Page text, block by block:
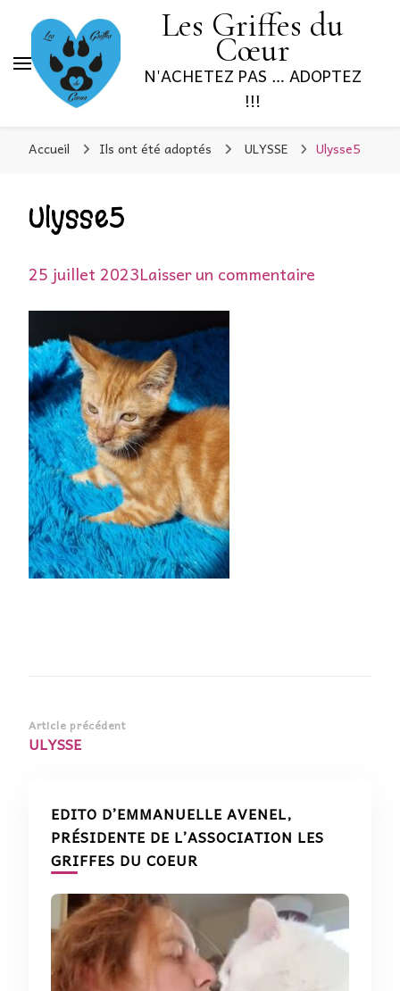
Les Griffes du
Cœur
N'ACHETEZ PAS … ADOPTEZ
!!!
Accueil Ils ont été adoptés ULYSSE Ulysse5
Ulysse5
25 juillet 2023Laisser un commentaire
Navigation
d’article
Article précédent
ULYSSE
EDITO D’EMMANUELLE AVENEL,
PRÉSIDENTE DE L’ASSOCIATION LES
GRIFFES DU COEUR